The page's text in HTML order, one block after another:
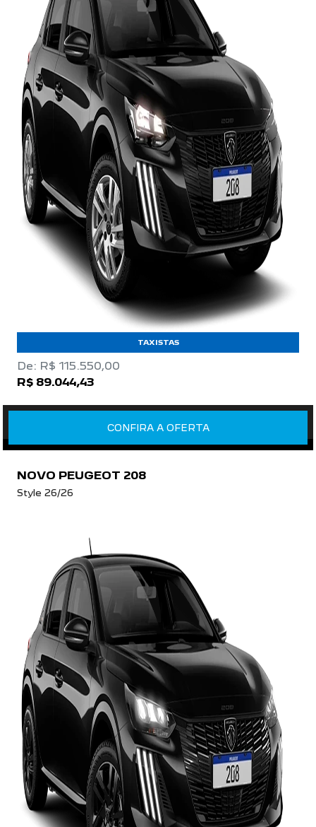
TAXISTAS
De: R$ 115.550,00
R$ 89.044,43
CONFIRA A OFERTA
NOVO PEUGEOT 208
Style 26/26